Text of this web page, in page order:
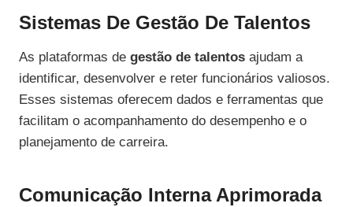
Sistemas De Gestão De Talentos
As plataformas de gestão de talentos ajudam a
identificar, desenvolver e reter funcionários valiosos.
Esses sistemas oferecem dados e ferramentas que
facilitam o acompanhamento do desempenho e o
planejamento de carreira.
Comunicação Interna Aprimorada